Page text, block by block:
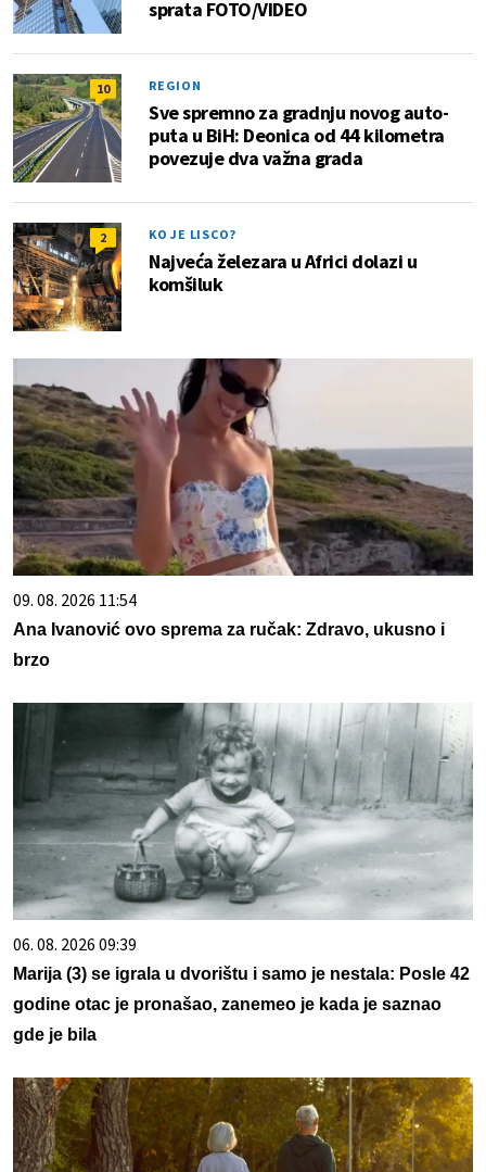
sprata FOTO/VIDEO
10 REGION
Sve spremno za gradnju novog auto-
puta u BiH: Deonica od 44 kilometra
povezuje dva važna grada
2 KO JE LISCO?
Najveća železara u Africi dolazi u
komšiluk
09. 08. 2026 11:54
Ana Ivanović ovo sprema za ručak: Zdravo, ukusno i
brzo
06. 08. 2026 09:39
Marija (3) se igrala u dvorištu i samo je nestala: Posle 42
godine otac je pronašao, zanemeo je kada je saznao
gde je bila